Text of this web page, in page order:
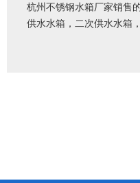
杭州不锈钢水箱厂家​销售
供水水箱，二次供水水箱